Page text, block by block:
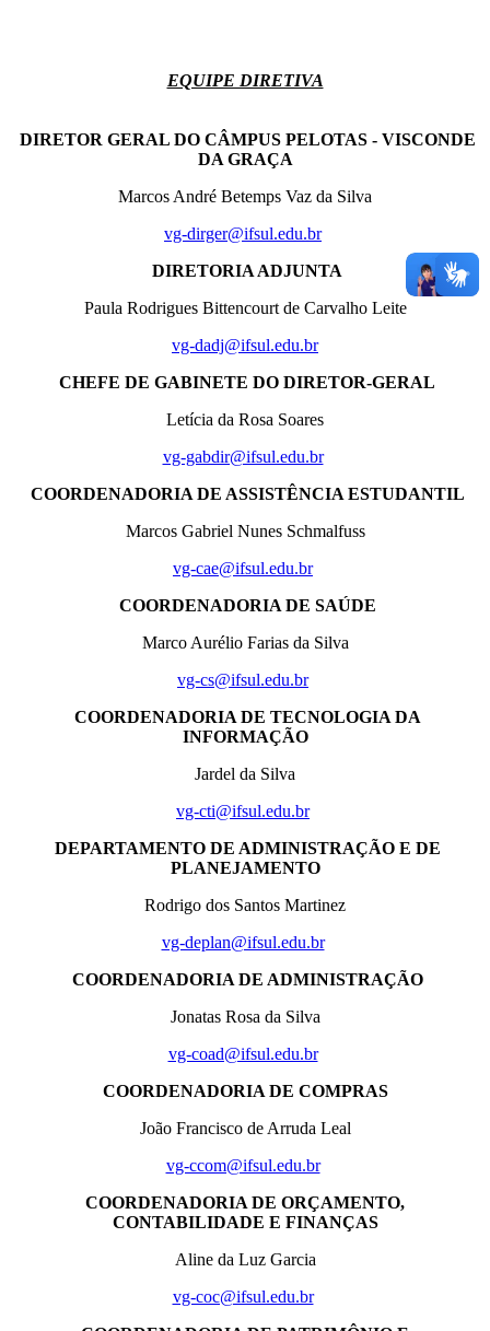
EQUIPE DIRETIVA
DIRETOR GERAL DO CÂMPUS PELOTAS - VISCONDE
DA GRAÇA
Marcos André Betemps Vaz da Silva
vg-dirger@ifsul.edu.br
DIRETORIA ADJUNTA
Paula Rodrigues Bittencourt de Carvalho Leite
vg-dadj@ifsul.edu.br
CHEFE DE GABINETE DO DIRETOR-GERAL
Letícia da Rosa Soares
vg-gabdir@ifsul.edu.br
COORDENADORIA DE ASSISTÊNCIA ESTUDANTIL
Marcos Gabriel Nunes Schmalfuss
vg-cae@ifsul.edu.br
COORDENADORIA DE SAÚDE
Marco Aurélio Farias da Silva
vg-cs@ifsul.edu.br
COORDENADORIA DE TECNOLOGIA DA
INFORMAÇÃO
Jardel da Silva
vg-cti@ifsul.edu.br
DEPARTAMENTO DE ADMINISTRAÇÃO E DE
PLANEJAMENTO
Rodrigo dos Santos Martinez
vg-deplan@ifsul.edu.br
COORDENADORIA DE ADMINISTRAÇÃO
Jonatas Rosa da Silva
vg-coad@ifsul.edu.br
COORDENADORIA DE COMPRAS
João Francisco de Arruda Leal
vg-ccom@ifsul.edu.br
COORDENADORIA DE ORÇAMENTO,
CONTABILIDADE E FINANÇAS
Aline da Luz Garcia
vg-coc@ifsul.edu.br